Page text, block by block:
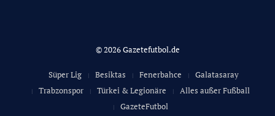
© 2026 Gazetefutbol.de
Süper Lig Besiktas Fenerbahce
Galatasaray
Trabzonspor
Türkei & Legionäre
Alles außer Fußball
GazeteFutbol